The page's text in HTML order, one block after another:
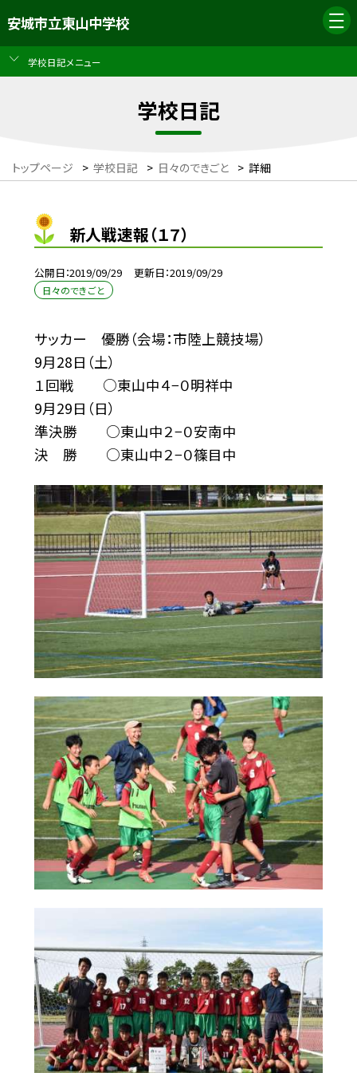
安城市立東山中学校
学校日記メニュー
学校日記
トップページ > 学校日記 > 日々のできごと > 詳細
新人戦速報（１７）
公開日 2019/09/29 更新日 2019/09/29
日々のできごと
サッカー 優勝（会場：市陸上競技場）
9月28日（土）
１回戦 ○東山中４−０明祥中
9月29日（日）
準決勝 ○東山中２−０安南中
決 勝 ○東山中２−０篠目中